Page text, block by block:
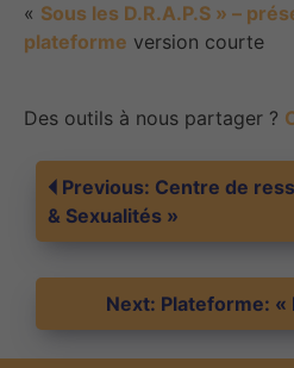
« Sous les D.R.A.P.S » –
plateforme version courte
Des outils à nous partager ?
Navigation
de
l’article
Previous: Centre de
& Sexualités »
Next: Plateforme: «